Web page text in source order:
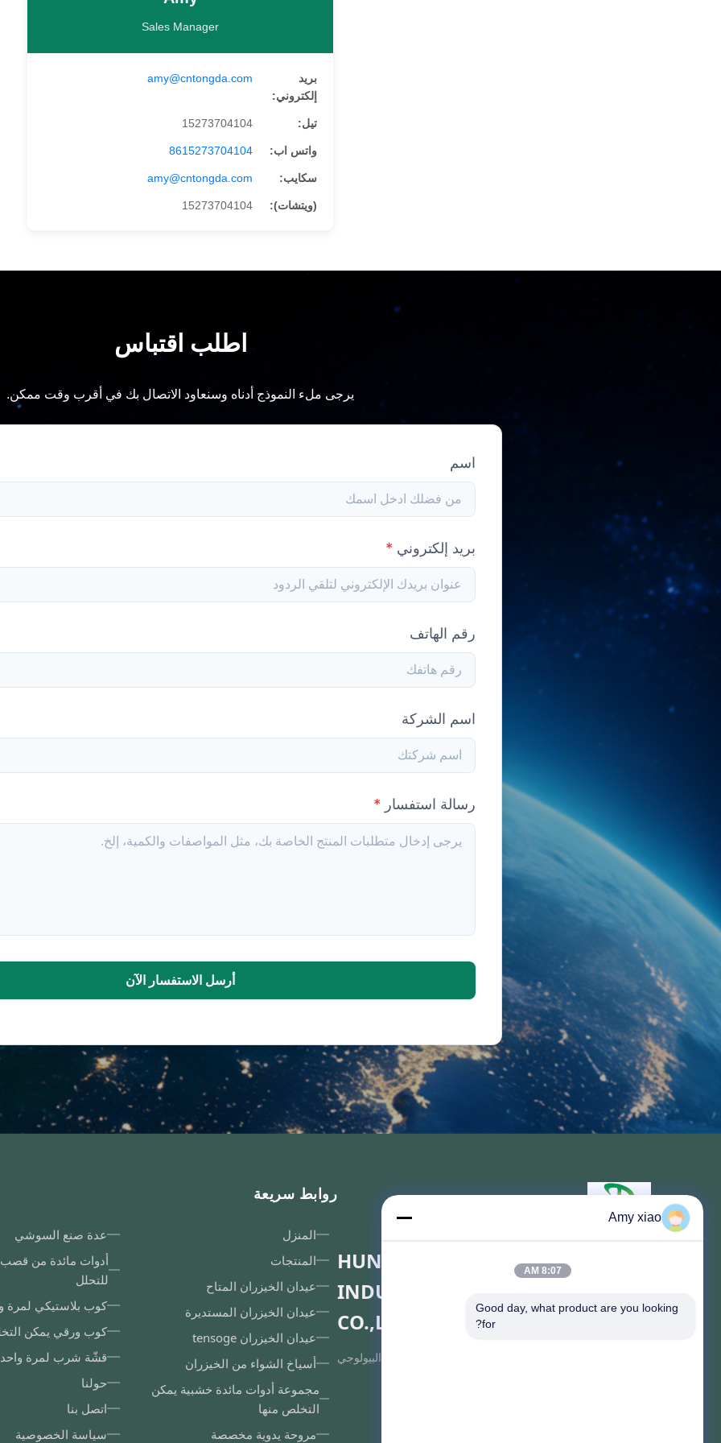
Sales Manager
بريد
إلكتروني:
amy@cntongda.com
تيل: 15273704104
واتس اب: 8615273704104
سكايب: amy@cntongda.com
(ويتشات): 15273704104
اطلب اقتباس
يرجى ملء النموذج أدناه وسنعاود الاتصال بك في أقرب وقت ممكن.
اسم
بريد إلكتروني *
رقم الهاتف
اسم الشركة
رسالة استفسار *
أرسل الاستفسار الآن
HUNAN TONGDA BAMBOO
INDUSTRY TECHNOLOGY
CO.,LTD
الخيزران/الخشب/الورق و أدوات الطاولة القابلة للتحلل البيولوجي
روابط سريعة
المنزل
المنتجات
عيدان الخيزران المتاح
عيدان الخيزران المستديرة
عيدان الخيزران tensoge
أسياخ الشواء من الخيزران
مجموعة أدوات مائدة خشبية يمكن
التخلص منها
مروحة يدوية مخصصة
عدة صنع السوشي
أدوات مائدة من قصب
للتحلل
كوب بلاستيكي لمرة
كوب ورقي يمكن
قشّة شرب لمرة
حولنا
اتصل بنا
سياسة الخصوصية
Amy xiao
8:07 AM
Good day, what product are you looking
for?